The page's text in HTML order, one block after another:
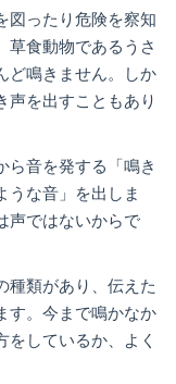
図ったり危険を察知
草食動物であるうさ
ど鳴きません。しか
声を出すこともあり
ら音を発する「鳴き
うな音」を出しま
声ではないからで
種類があり、伝えた
す。今まで鳴かなか
をしているか、よく